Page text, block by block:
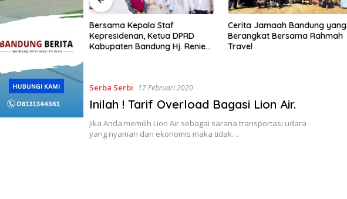
Provokatif di
Bersama Kepala Staf
Kepresidenan, Ketua DPRD
Kabupaten Bandung Hj. Renie
Cerita Jamaah Bandung yang
Berangkat Bersama Rahmah
Travel
Serba Serbi 17 Februari 2020
Inilah ! Tarif Overload Bagasi Lion Air.
Jika Anda memilih Lion Air sebagai sarana transportasi udara
yang nyaman dan ekonomis maka tidak…